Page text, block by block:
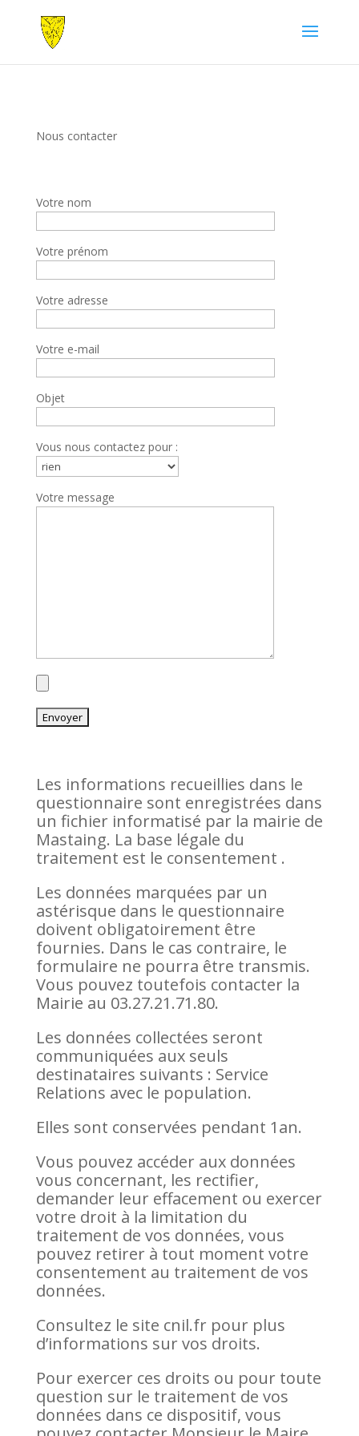
Nous contacter
Votre nom
Votre prénom
Votre adresse
Votre e-mail
Objet
Vous nous contactez pour :
Votre message
Les informations recueillies dans le
questionnaire sont enregistrées dans
un fichier informatisé par la mairie de
Mastaing. La base légale du
traitement est le consentement .
Les données marquées par un
astérisque dans le questionnaire
doivent obligatoirement être
fournies. Dans le cas contraire, le
formulaire ne pourra être transmis.
Vous pouvez toutefois contacter la
Mairie au 03.27.21.71.80.
Les données collectées seront
communiquées aux seuls
destinataires suivants : Service
Relations avec le population.
Elles sont conservées pendant 1an.
Vous pouvez accéder aux données
vous concernant, les rectifier,
demander leur effacement ou exercer
votre droit à la limitation du
traitement de vos données, vous
pouvez retirer à tout moment votre
consentement au traitement de vos
données.
Consultez le site cnil.fr pour plus
d’informations sur vos droits.
Pour exercer ces droits ou pour toute
question sur le traitement de vos
données dans ce dispositif, vous